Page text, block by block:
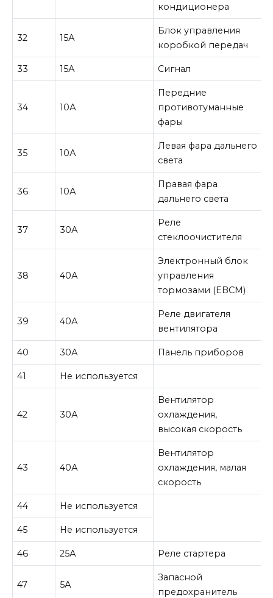
кондиционера
32 15А
Блок управления
коробкой передач
33 15А Сигнал
34 10А
Передние
противотуманные
фары
35 10А
Левая фара дальнего
света
36 10А
Правая фара
дальнего света
37 30А
Реле
стеклоочистителя
38 40А
Электронный блок
управления
тормозами (EBCM)
39 40А
Реле двигателя
вентилятора
40 30А Панель приборов
41 Не используется
42 30А
Вентилятор
охлаждения,
высокая скорость
43 40А
Вентилятор
охлаждения, малая
скорость
44 Не используется
45 Не используется
46 25А Реле стартера
47 5А
Запасной
предохранитель